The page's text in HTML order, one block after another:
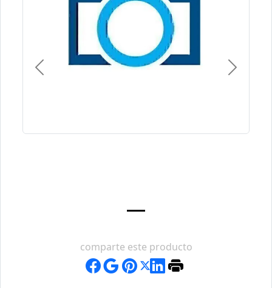
Previous Next
comparte este producto